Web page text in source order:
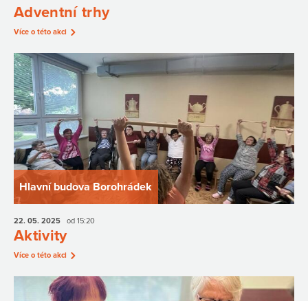
Adventní trhy
Více o této akci
Hlavní budova Borohrádek
22. 05. 2025 od 15:20
Aktivity
Více o této akci